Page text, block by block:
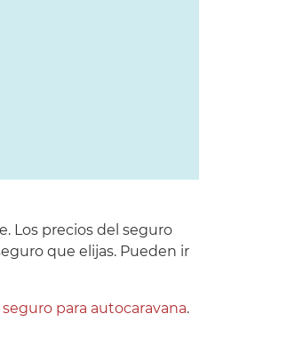
Los precios del seguro
que elijas. Pueden ir
para autocaravana.